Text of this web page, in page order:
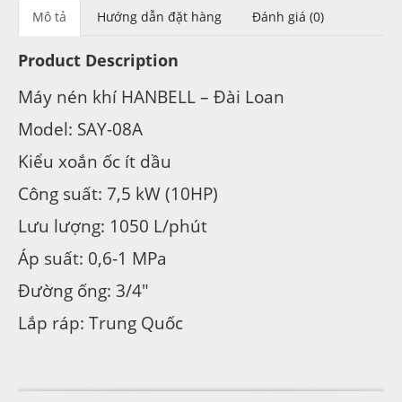
Mô tả Hướng dẫn đặt hàng Đánh giá (0)
Product Description
Máy nén khí HANBELL – Đài Loan
Model: SAY-08A
Kiểu xoắn ốc ít dầu
Công suất: 7,5 kW (10HP)
Lưu lượng: 1050 L/phút
Áp suất: 0,6-1 MPa
Đường ống: 3/4″
Lắp ráp: Trung Quốc